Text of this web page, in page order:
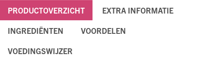
PRODUCTOVERZICHT EXTRA INFORMATIE
INGREDIËNTEN VOORDELEN
VOEDINGSWIJZER